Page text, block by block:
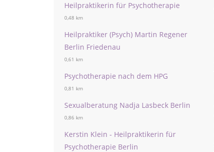
Heilpraktikerin für Psychotherapie
0,48 km
Heilpraktiker (Psych) Martin Regener
Berlin Friedenau
0,61 km
Psychotherapie nach dem HPG
0,81 km
Sexualberatung Nadja Lasbeck Berlin
0,86 km
Kerstin Klein - Heilpraktikerin für
Psychotherapie Berlin